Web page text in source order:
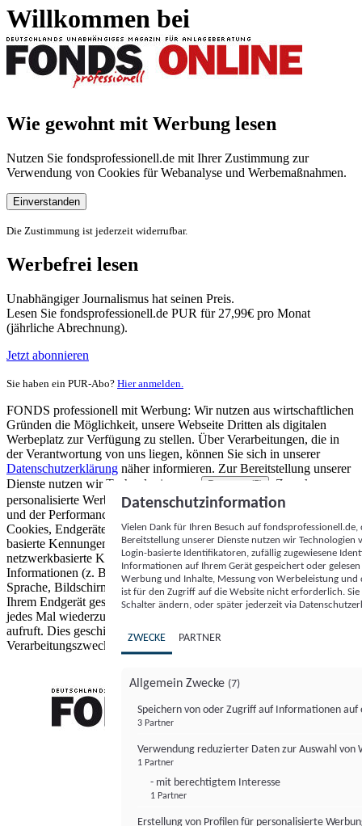
Willkommen bei
Wie gewohnt mit Werbung lesen
Nutzen Sie fondsprofessionell.de mit Ihrer Zustimmung zur
Verwendung von Cookies für Webanalyse und Werbemaßnahmen.
Einverstanden
Die Zustimmung ist jederzeit widerrufbar.
Werbefrei lesen
Unabhängiger Journalismus hat seinen Preis.
Lesen Sie fondsprofessionell.de PUR für 27,99€ pro Monat
(jährliche Abrechnung).
Jetzt abonnieren
Sie haben ein PUR-Abo? Hier anmelden.
FONDS professionell mit Werbung: Wir nutzen aus wirtschaftlichen
Gründen die Möglichkeit, unsere Webseite Dritten als digitalen
Werbeplatz zur Verfügung zu stellen. Über Verarbeitungen, die in
der Verantwortung von uns liegen, können Sie sich in unserer
Datenschutzerklärung näher informieren. Zur Bereitstellung unserer
Dienste nutzen wir Technologien von
Partnern (5)
. Zwecke:
personalisierte Werbung und Inhalte, Messung von Werbeleistung
und der Performance von Inhalten sowie Zielgruppenforschung.
Cookies, Endgeräte- oder ähnliche Online-Kennungen (z. B. login-
basierte Kennungen, zufällig generierte Kennungen,
netzwerkbasierte Kennungen) können zusammen mit anderen
Informationen (z. B. Browsertyp und Browserinformationen,
Sprache, Bildschirmgröße, unterstützte Technologien usw.) auf
Ihrem Endgerät gespeichert oder von dort ausgelesen werden, um es
jedes Mal wiederzuerkennen, wenn es eine App oder einer Webseite
aufruft. Dies geschieht für einen oder mehrere der hier aufgeführten
Verarbeitungszwecke.
Datenschutzinformation
Vielen Dank für Ihren Besuch auf
Bereitstellung unserer Dienste nutzen wir Technologien
Login-basierte Identifikatoren, zufällig zugewiesene
Informationen auf Ihrem Gerät gespeichert oder
Werbung und Inhalte, Messung von Werbeleistung
ist für den Zugriff auf die Website nicht erforderlich.
Schalter ändern, oder später jederzeit via
ZWECKE PARTNER
Allgemein Zwecke (7)
Speichern von oder Zugriff auf Informationen auf
3 Partner
Verwendung reduzierter Daten zur Auswahl von
1 Partner
- mit berechtigtem Interesse
1 Partner
Erstellung von Profilen für personalisierte
FONDS professionell